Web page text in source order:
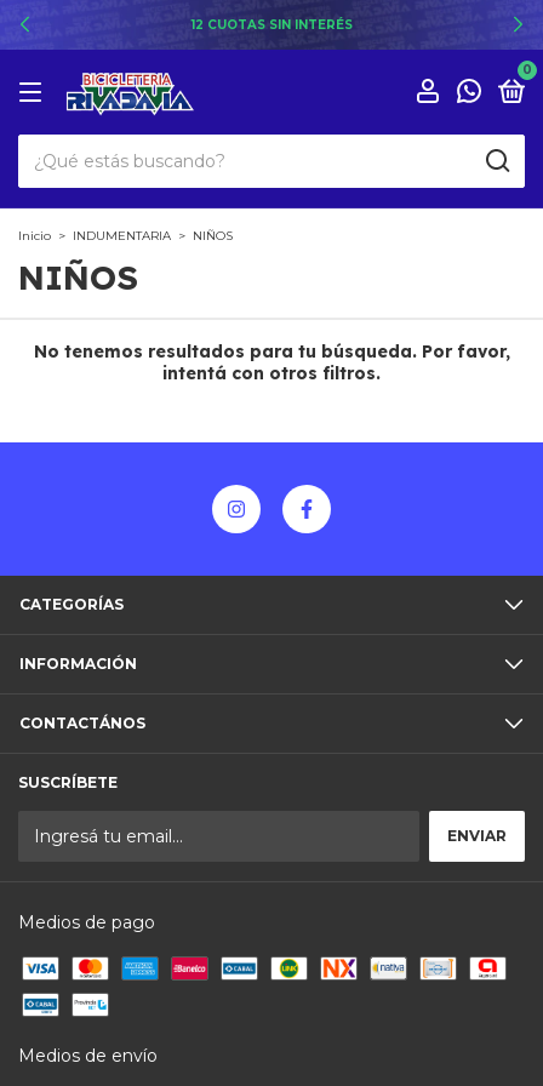
12 CUOTAS SIN INTERÉS
0
Inicio > INDUMENTARIA > NIÑOS
NIÑOS
No tenemos resultados para tu búsqueda. Por favor,
intentá con otros filtros.
CATEGORÍAS
INFORMACIÓN
CONTACTÁNOS
SUSCRÍBETE
Medios de pago
Medios de envío